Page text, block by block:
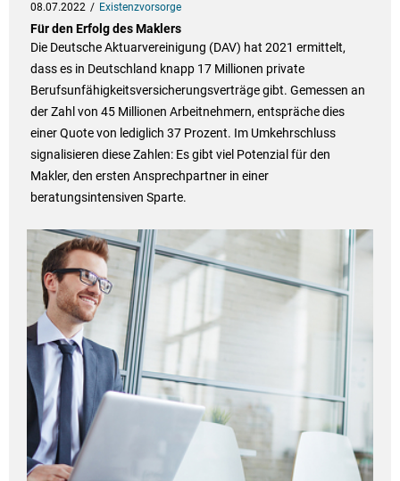
08.07.2022 Existenzvorsorge
Für den Erfolg des Maklers
Die Deutsche Aktuarvereinigung (DAV) hat 2021 ermittelt,
dass es in Deutschland knapp 17 Millionen private
Berufsunfähigkeitsversicherungsverträge gibt. Gemessen an
der Zahl von 45 Millionen Arbeitnehmern, entspräche dies
einer Quote von lediglich 37 Prozent. Im Umkehrschluss
signalisieren diese Zahlen: Es gibt viel Potenzial für den
Makler, den ersten Ansprechpartner in einer
beratungsintensiven Sparte.